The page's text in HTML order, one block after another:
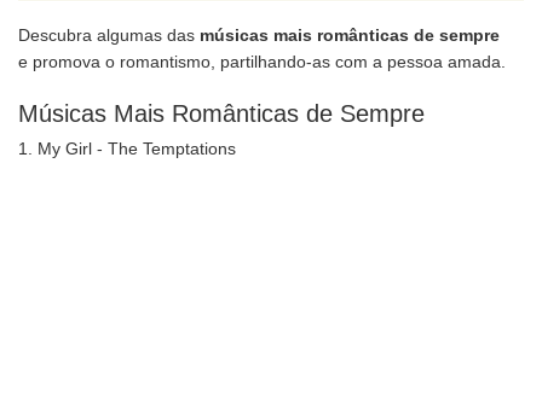
Descubra algumas das músicas mais românticas de sempre
e promova o romantismo, partilhando-as com a pessoa amada.
Músicas Mais Românticas de Sempre
1. My Girl - The Temptations